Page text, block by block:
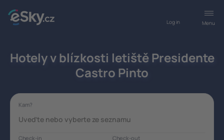
Menu
Log in
Hotely v blízkosti letiště Presidente
Castro Pinto